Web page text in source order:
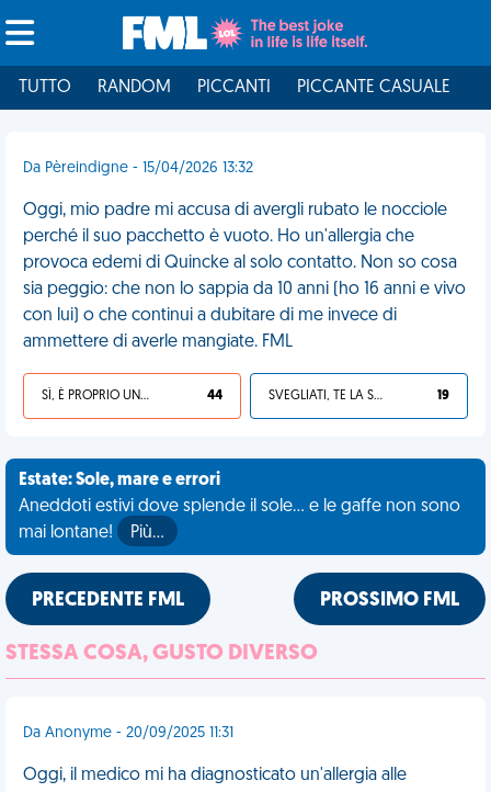
TUTTO RANDOM PICCANTI PICCANTE CASUALE
Da Pèreindigne - 15/04/2026 13:32
Oggi, mio padre mi accusa di avergli rubato le nocciole
perché il suo pacchetto è vuoto. Ho un'allergia che
provoca edemi di Quincke al solo contatto. Non so cosa
sia peggio: che non lo sappia da 10 anni (ho 16 anni e vivo
con lui) o che continui a dubitare di me invece di
ammettere di averle mangiate. FML
SÌ, È PROPRIO UNA VDM! 44 SVEGLIATI, TE LA SEI CERCATA! 19
Estate: Sole, mare e errori
Aneddoti estivi dove splende il sole... e le gaffe non sono
mai lontane!
Più…
PRECEDENTE FML PROSSIMO FML
STESSA COSA, GUSTO DIVERSO
Da Anonyme - 20/09/2025 11:31
Oggi, il medico mi ha diagnosticato un'allergia alle